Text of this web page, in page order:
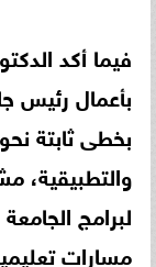
فيما أكد
بأعمال رئيس
بخطى ثابتة
والتطبيقية،
لبرامج
مسارات